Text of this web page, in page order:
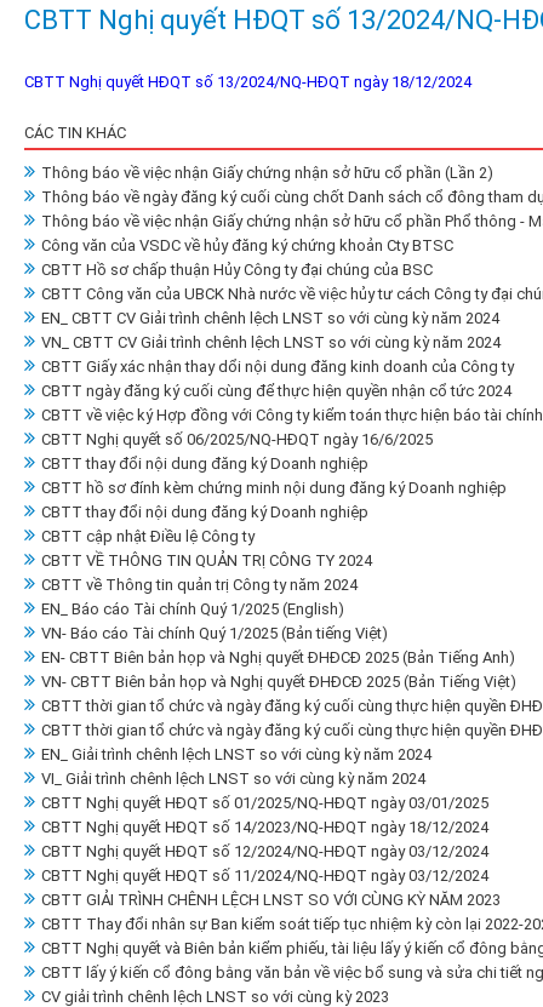
CBTT Nghị quyết HĐQT số 13/2024/NQ-
CBTT Nghị quyết HĐQT số 13/2024/NQ-HĐQT ngày 18/12/2024
CÁC TIN KHÁC
Thông báo về việc nhận Giấy chứng nhận sở hữu cổ phần (Lần 2)
Thông báo về ngày đăng ký cuối cùng chốt Danh sách cổ đông tham
Thông báo về việc nhận Giấy chứng nhận sở hữu cổ phần Phổ thông -
Công văn của VSDC về hủy đăng ký chứng khoản Cty BTSC
CBTT Hồ sơ chấp thuận Hủy Công ty đại chúng của BSC
CBTT Công văn của UBCK Nhà nước về việc hủy tư cách Công ty đại
EN_ CBTT CV Giải trình chênh lệch LNST so với cùng kỳ năm 2024
VN_ CBTT CV Giải trình chênh lệch LNST so với cùng kỳ năm 2024
CBTT Giấy xác nhận thay dổi nội dung đăng kinh doanh của Công ty
CBTT ngày đăng ký cuối cùng để thực hiện quyền nhận cổ tức 2024
CBTT về việc ký Hợp đồng với Công ty kiểm toán thực hiện báo tài
CBTT Nghị quyết số 06/2025/NQ-HĐQT ngày 16/6/2025
CBTT thay đổi nội dung đăng ký Doanh nghiệp
CBTT hồ sơ đính kèm chứng minh nội dung đăng ký Doanh nghiệp
CBTT thay đổi nội dung đăng ký Doanh nghiệp
CBTT cập nhật Điều lệ Công ty
CBTT VỀ THÔNG TIN QUẢN TRỊ CÔNG TY 2024
CBTT về Thông tin quản trị Công ty năm 2024
EN_ Báo cáo Tài chính Quý 1/2025 (English)
VN- Báo cáo Tài chính Quý 1/2025 (Bản tiếng Việt)
EN- CBTT Biên bản họp và Nghị quyết ĐHĐCĐ 2025 (Bản Tiếng Anh)
VN- CBTT Biên bản họp và Nghị quyết ĐHĐCĐ 2025 (Bản Tiếng Việt)
CBTT thời gian tổ chức và ngày đăng ký cuối cùng thực hiện quyền
CBTT thời gian tổ chức và ngày đăng ký cuối cùng thực hiện quyền
EN_ Giải trình chênh lệch LNST so với cùng kỳ năm 2024
VI_ Giải trình chênh lệch LNST so với cùng kỳ năm 2024
CBTT Nghị quyết HĐQT số 01/2025/NQ-HĐQT ngày 03/01/2025
CBTT Nghị quyết HĐQT số 14/2023/NQ-HĐQT ngày 18/12/2024
CBTT Nghị quyết HĐQT số 12/2024/NQ-HĐQT ngày 03/12/2024
CBTT Nghị quyết HĐQT số 11/2024/NQ-HĐQT ngày 03/12/2024
CBTT GIẢI TRÌNH CHÊNH LỆCH LNST SO VỚI CÙNG KỲ NĂM 2023
CBTT Thay đổi nhân sự Ban kiểm soát tiếp tục nhiệm kỳ còn lại 2022-
CBTT Nghị quyết và Biên bản kiểm phiếu, tài liệu lấy ý kiến cổ đông
CBTT lấy ý kiến cổ đông bằng văn bản về việc bổ sung và sửa chi tiết
CV giải trình chênh lệch LNST so với cùng kỳ 2023